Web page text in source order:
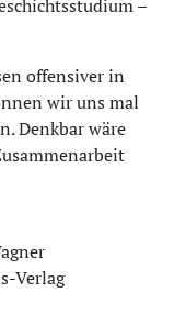
–
offensiver in
wir uns mal
Denkbar wäre
Verlag